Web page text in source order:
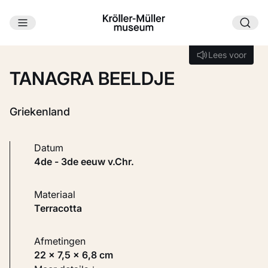
Ga naar hoofdinhoud
Lees voor
Lees voor
TANAGRA BEELDJE
Griekenland
Datum
4de - 3de eeuw v.Chr.
Materiaal
Terracotta
Afmetingen
22 × 7,5 × 6,8 cm